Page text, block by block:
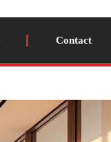
Contact